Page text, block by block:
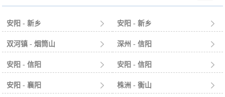
安阳 - 新乡  安阳 - 新乡 
双河镇 - 烟筒山  深州 - 信阳 
安阳 - 信阳  安阳 - 信阳 
安阳 - 襄阳  株洲 - 衡山 